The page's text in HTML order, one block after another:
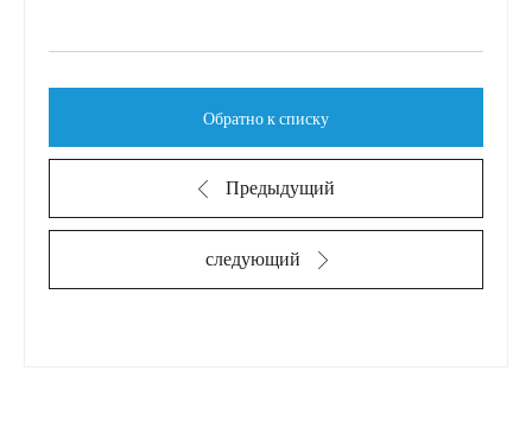
Предыдущий
Обратно к списку
следующий